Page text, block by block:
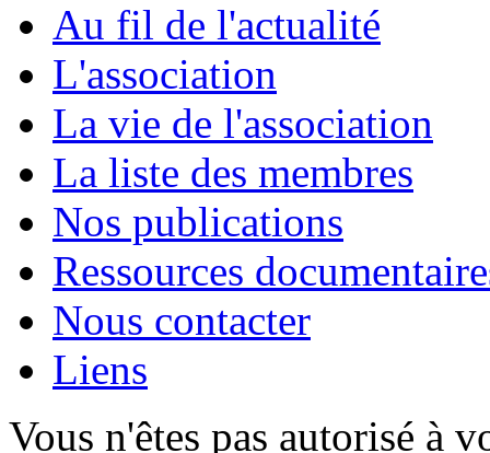
Au fil de l'actualité
L'association
La vie de l'association
La liste des membres
Nos publications
Ressources
Nous contacter
Liens
Vous n'êtes pas autorisé à